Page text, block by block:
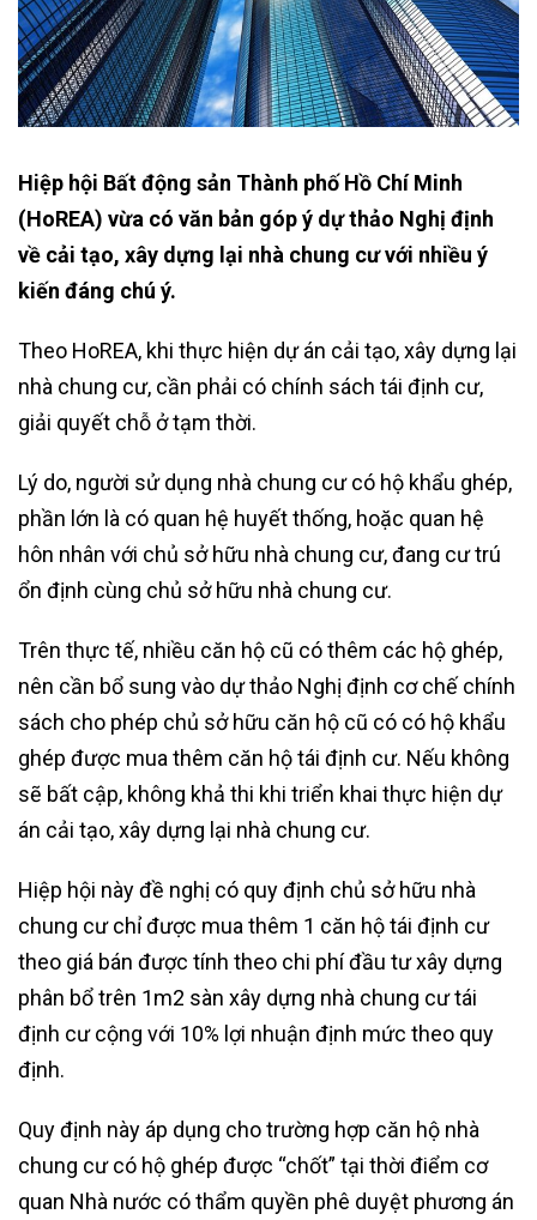
Hiệp hội Bất động sản Thành phố Hồ Chí Minh
(HoREA) vừa có văn bản góp ý dự thảo Nghị định
về cải tạo, xây dựng lại nhà chung cư với nhiều ý
kiến đáng chú ý.
Theo HoREA, khi thực hiện dự án cải tạo, xây dựng lại
nhà chung cư, cần phải có chính sách tái định cư,
giải quyết chỗ ở tạm thời.
Lý do, người sử dụng nhà chung cư có hộ khẩu ghép,
phần lớn là có quan hệ huyết thống, hoặc quan hệ
hôn nhân với chủ sở hữu nhà chung cư, đang cư trú
ổn định cùng chủ sở hữu nhà chung cư.
Trên thực tế, nhiều căn hộ cũ có thêm các hộ ghép,
nên cần bổ sung vào dự thảo Nghị định cơ chế chính
sách cho phép chủ sở hữu căn hộ cũ có có hộ khẩu
ghép được mua thêm căn hộ tái định cư. Nếu không
sẽ bất cập, không khả thi khi triển khai thực hiện dự
án cải tạo, xây dựng lại nhà chung cư.
Hiệp hội này đề nghị có quy định chủ sở hữu nhà
chung cư chỉ được mua thêm 1 căn hộ tái định cư
theo giá bán được tính theo chi phí đầu tư xây dựng
phân bổ trên 1m2 sàn xây dựng nhà chung cư tái
định cư cộng với 10% lợi nhuận định mức theo quy
định.
Quy định này áp dụng cho trường hợp căn hộ nhà
chung cư có hộ ghép được “chốt” tại thời điểm cơ
quan Nhà nước có thẩm quyền phê duyệt phương án